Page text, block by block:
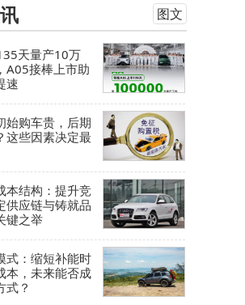
力的Agent TOP10”两大 图文
天量产10万
A05接棒上市助
速
始购车贵，后期
这些因素决定最
本结构：提升竞
供应链与铸就品
键之举
式：缩短补能时
本，未来能否成
式？